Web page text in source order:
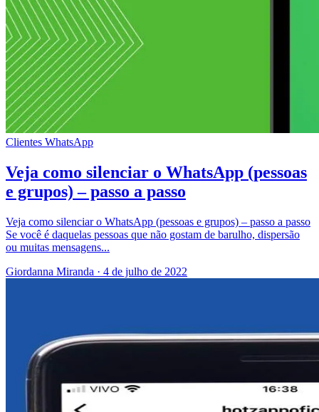
Clientes WhatsApp
Veja como silenciar o WhatsApp (pessoas
e grupos) – passo a passo
Veja como silenciar o WhatsApp (pessoas e grupos) – passo a passo
Se você é daquelas pessoas que não gostam de barulho, dispersão
ou muitas mensagens...
Giordanna Miranda · 4 de julho de 2022